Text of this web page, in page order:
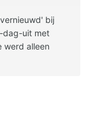
bij
dag-uit met
werd alleen